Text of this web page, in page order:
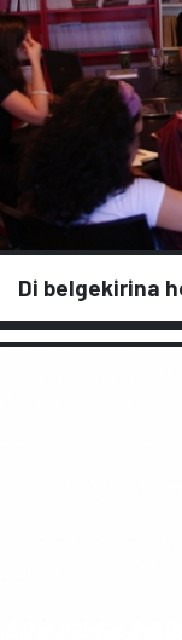
Di belgekirina